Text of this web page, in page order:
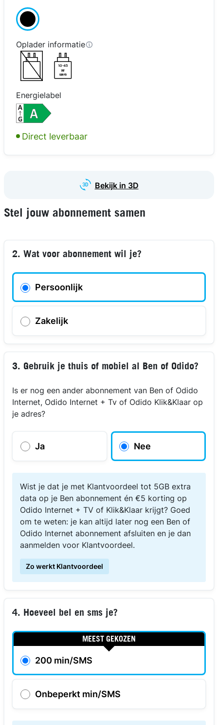
Oplader informatie
10-45
W
USB PD
Energielabel
Direct leverbaar
Bekijk in 3D
Stel jouw abonnement samen
2. Wat voor abonnement wil je?
Persoonlijk
Zakelijk
3. Gebruik je thuis of mobiel al Ben of Odido?
Is er nog een ander abonnement van Ben of Odido
Internet, Odido Internet + Tv of Odido Klik&Klaar op
je adres?
Ja Nee
Wist je dat je met Klantvoordeel tot 5GB extra
data op je Ben abonnement én €5 korting op
Odido Internet + TV of Klik&Klaar krijgt? Goed
om te weten: je kan altijd later nog een Ben of
Odido Internet abonnement afsluiten en je dan
aanmelden voor Klantvoordeel.
Zo werkt Klantvoordeel
4. Hoeveel bel en sms je?
MEEST GEKOZEN
200 min/SMS
Onbeperkt min/SMS